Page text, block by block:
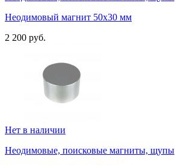
Неодимовый магнит 50х30 мм
2 200 руб.
Нет в наличии
Неодимовые, поисковые магниты, щупы